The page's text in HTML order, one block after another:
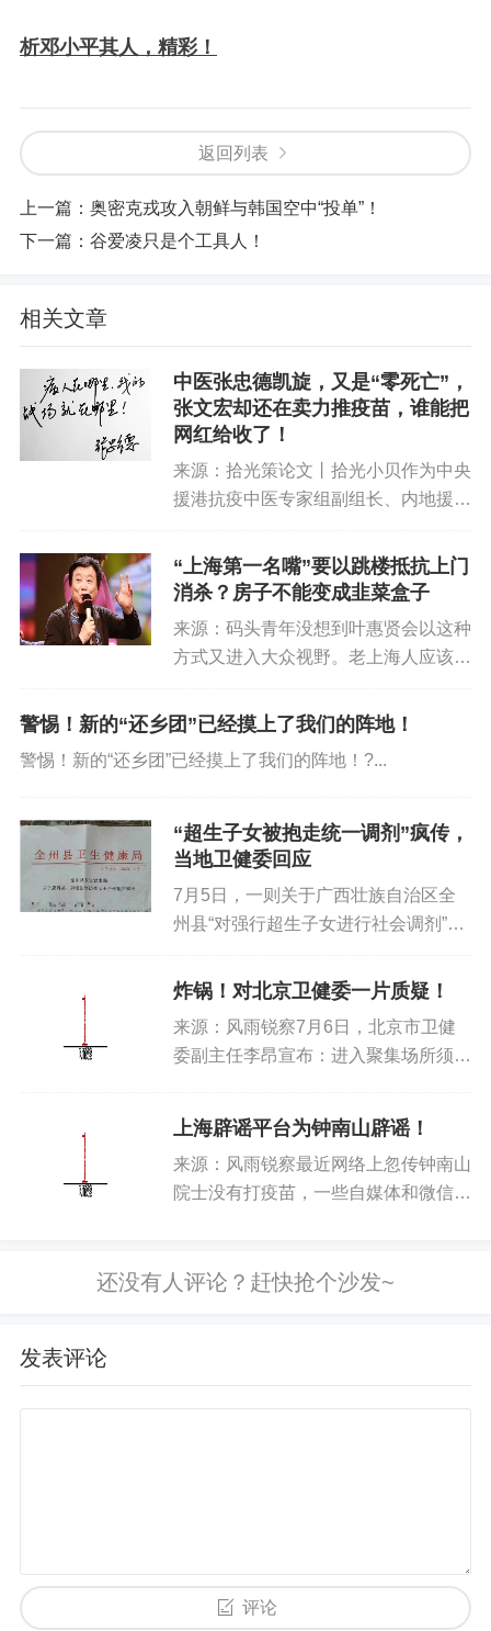
析邓小平其人，精彩！
返回列表
上一篇： 奥密克戎攻入朝鲜与韩国空中“投单”！
下一篇： 谷爱凌只是个工具人！
相关文章
中医张忠德凯旋，又是“零死亡”，
张文宏却还在卖力推疫苗，谁能把
网红给收了！
来源：拾光策论文丨拾光小贝作为中央
援港抗疫中医专家组副组长、内地援港
长、广东省中医院副院长张忠德于5月
5日结束援港任务返回广东休整。先后
“上海第一名嘴”要以跳楼抵抗上门
消杀？房子不能变成韭菜盒子
来源：码头青年没想到叶惠贤会以这种
方式又进入大众视野。老上海人应该没
贤，是上海电视台著名主持人，被誉
着他的节目长大的。主持过《今夜...
警惕！新的“还乡团”已经摸上了我们的阵地！
警惕！新的“还乡团”已经摸上了我们的阵地！?...
“超生子女被抱走统一调剂”疯传，
当地卫健委回应
7月5日，一则关于广西壮族自治区全
州县“对强行超生子女进行社会调剂”的
热搜第一。网传图片所载文字称，上世
量，曾对违反计生法律法规和政策...
炸锅！对北京卫健委一片质疑！
来源：风雨锐察7月6日，北京市卫健
委副主任李昂宣布：进入聚集场所须接
国家卫健委的规定：文章说到：北京卫
健委的举措显然和和国家卫健委对...
上海辟谣平台为钟南山辟谣！
来源：风雨锐察最近网络上忽传钟南山
院士没有打疫苗，一些自媒体和微信群
一种误传。截图如下：该辟谣全文内容
发表评论
评论